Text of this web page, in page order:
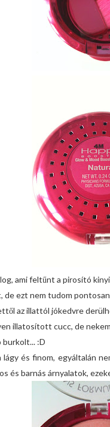
ami feltűnt a pirosító
ezt nem tudom
az illattól jókedvre
illatosított cucc, de
burkolt... :D
és finom, egyáltalán
és barnás árnyalatok,